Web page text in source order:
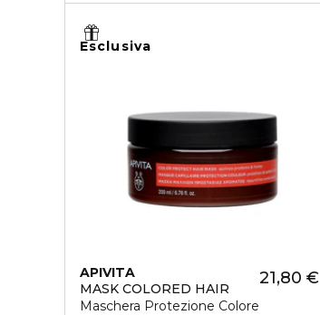
Esclusiva
APIVITA
MASK COLORED HAIR
Maschera Protezione Colore
21,80 €